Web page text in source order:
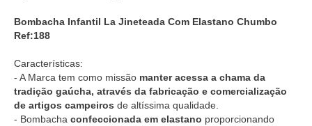
Bombacha Infantil La Jineteada Com Elastano Chumbo
Ref:188
Características:
- A Marca tem como missão manter acessa a chama da
tradição gaúcha, através da fabricação e comercialização
de artigos campeiros de altíssima qualidade.
- Bombacha confeccionada em elastano proporcionando